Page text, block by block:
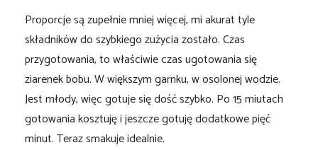
Proporcje są zupełnie mniej więcej, mi akurat tyle
składników do szybkiego zużycia zostało. Czas
przygotowania, to właściwie czas ugotowania się
ziarenek bobu. W większym garnku, w osolonej wodzie.
Jest młody, więc gotuje się dość szybko. Po 15 miutach
gotowania kosztuję i jeszcze gotuję dodatkowe pięć
minut. Teraz smakuje idealnie.